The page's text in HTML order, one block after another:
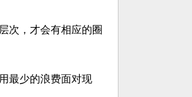
次，才会有相应的圈
最少的浪费面对现